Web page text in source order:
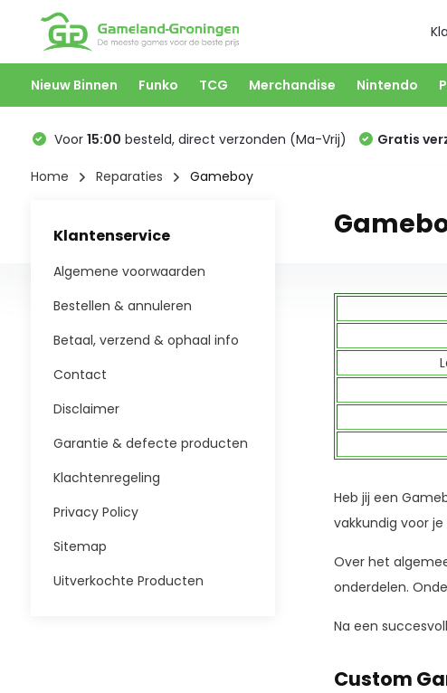
Nieuw Binnen Funko TCG Merchandise Nintendo
Voor 15:00 besteld, direct verzonden (Ma-Vrij) Gratis
Home Reparaties Gameboy
Klantenservice
Algemene voorwaarden
Bestellen & annuleren
Betaal, verzend & ophaal info
Contact
Disclaimer
Garantie & defecte producten
Klachtenregeling
Privacy Policy
Sitemap
Uitverkochte Producten
Heb jij een
vakkundig voor
Over het
onderdelen.
Na een
Custom